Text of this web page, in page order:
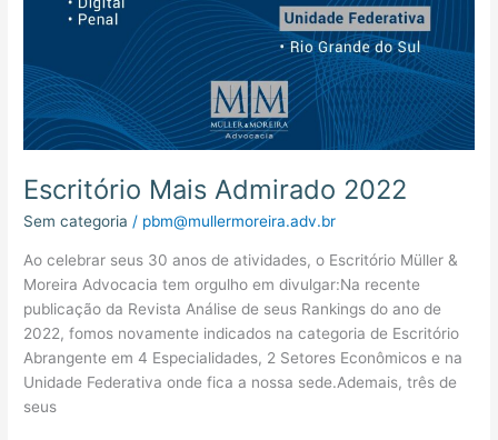
Escritório Mais Admirado 2022
Sem categoria / pbm@mullermoreira.adv.br
Ao celebrar seus 30 anos de atividades, o Escritório Müller &
Moreira Advocacia tem orgulho em divulgar:Na recente
publicação da Revista Análise de seus Rankings do ano de
2022, fomos novamente indicados na categoria de Escritório
Abrangente em 4 Especialidades, 2 Setores Econômicos e na
Unidade Federativa onde fica a nossa sede.Ademais, três de
seus